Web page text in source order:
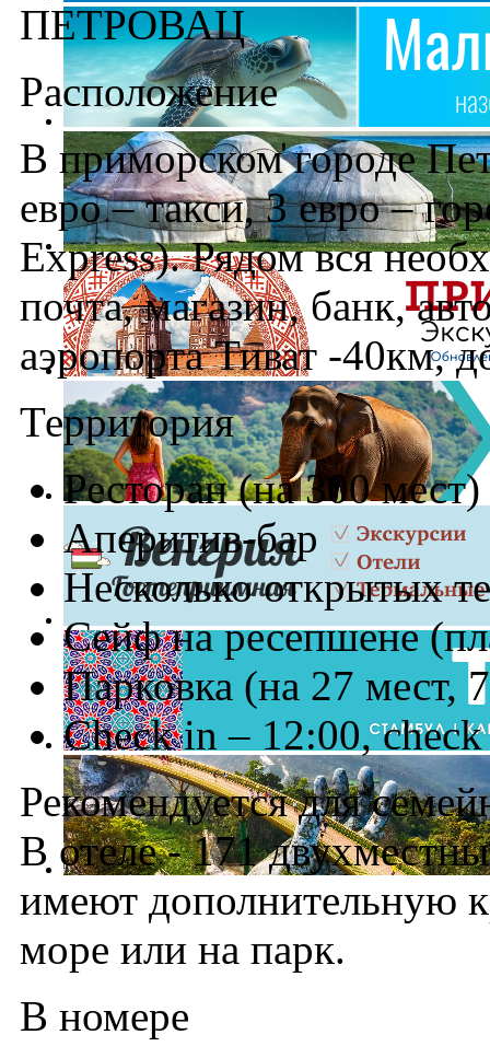
ПЕТРОВАЦ
Расположение
В приморском городе
евро – такси, 3 евро –
Express). Рядом вся
почта, магазин, банк,
аэропорта Тиват -40км,
Территория
Ресторан (на 300 мест)
Аперитив-бар
Несколько открытых
Сейф на ресепшене
Парковка (на 27 мест,
Check in – 12:00,
Рекомендуется для
В отеле - 171
имеют дополнительную
море или на парк.
В номере